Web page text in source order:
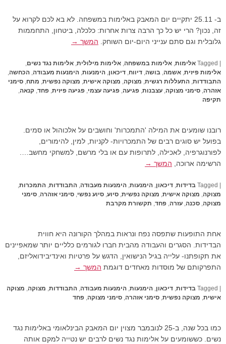
ב- 25.11 יתקיים יום המאבק באלימות במשפחה. לא בא לכם לקרוא על
זה, נכון? הרי יש כל כך הרבה צרות אחרות: כלכלה, ביטחון, התחממות
גלובלית וגם סתם ענייני היום-יום השוחק. המשך →
|
Tagged אלימות אלימות במשפחה אלימות מילולית אלימות נגד נשים
אלימות פיזית אשמה בושה דיווח דיכאון הימנעות הימנעות מעבודה הכחשה
התבודדות התעללות רגשית מצוקה מצוקה אישית מצוקה נפשית מתח סימני
אזהרה סימני מצוקה עצבנות פגיעה פגיעה עצמי פגיעה פיזית פחד קנאה
תקיפה
רובנו שומעים את המילה 'התמכרות' וחושבים על אלכוהול או סמים.
בפועל יש סוגים רבים של התמכרויות- לקניות, למין, להימורים,
לפורנוגרפיה, לאכילה, לתרופות עם או בלי מרשם, למשחקי מחשב….
הרשימה ארוכה, המשך →
|
Tagged בדידות דיכאון הימנעות הימנעות מעבודה התבודדות התמכרות
מצוקה מצוקה אישית מצוקה נפשית סיוע סיוע נפשי סימני אזהרה סימני
מצוקה סכנה עזרה פחד תקשורת מקרבת
אחת התופעות שתפסה נפח ונראות במהלך הקורונה היא חווית
הבדידות. הסגרים והעבודה מהבית חברו לגורמים כלליים יותר שמאפיינים
את תקופתנו- עלייה בגיל הנישואין, הדגש על פרטיות ואינדיבידואליזם,
התפרקותם של מוסדות מאחדים דוגמת המשך →
Tagged בדידות, דיכאון, הימנעות, הימנעות מעבודה, התבודדות, מצוקה, מצוקה
אישית, מצוקה נפשית, סימני אזהרה, סימני מצוקה, פחד
כמו בכל שנה, ב-25 לנובמבר מצוין יום המאבק הבינלאומי באלימות נגד
נשים. כששומעים על אלימות נגד נשים לרבים יש נטייה למקם אותה